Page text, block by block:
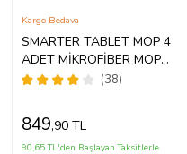
SMARTER TABLET MOP 4
ADET MİKROFİBER MOP
TEMİZLİK SETİ(38)
Kargo Bedava
849,90 TL
90,65 TL'den Başlayan Taksitlerle